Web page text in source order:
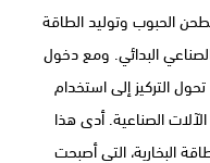
الحبوب وتوليد الطاقة
البدائي. ومع دخول
التركيز إلى استخدام
الصناعية. أدى هذا
البخارية، التي أصبحت